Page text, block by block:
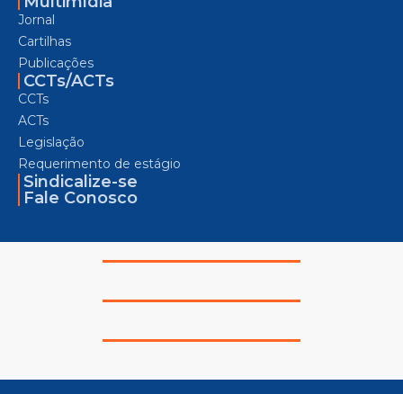
Jornal
Cartilhas
Publicações
CCTs/ACTs
CCTs
ACTs
Legislação
Requerimento de estágio
Sindicalize-se
Fale Conosco